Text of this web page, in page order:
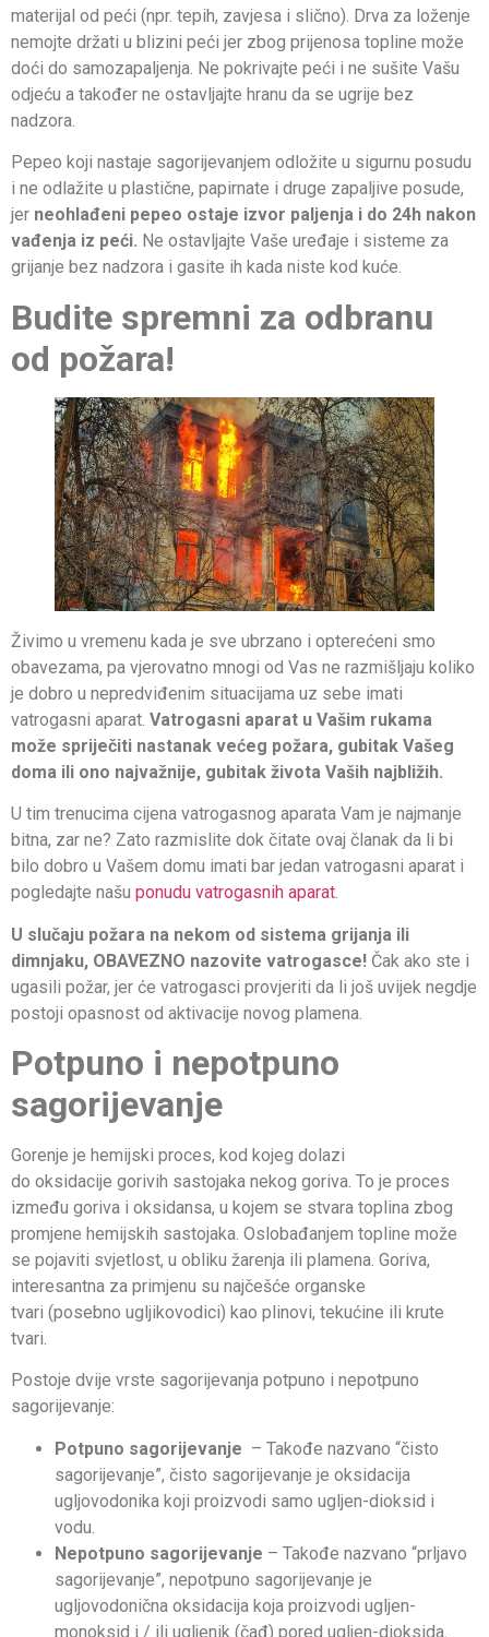
materijal od peći (npr. tepih, zavjesa i slično). Drva za loženje
nemojte držati u blizini peći jer zbog prijenosa topline može
doći do samozapaljenja. Ne pokrivajte peći i ne sušite Vašu
odjeću a također ne ostavljajte hranu da se ugrije bez
nadzora.
Pepeo koji nastaje sagorijevanjem odložite u sigurnu posudu
i ne odlažite u plastične, papirnate i druge zapaljive posude,
jer neohlađeni pepeo ostaje izvor paljenja i do 24h nakon
vađenja iz peći. Ne ostavljajte Vaše uređaje i sisteme za
grijanje bez nadzora i gasite ih kada niste kod kuće.
Budite spremni za odbranu
od požara!
Živimo u vremenu kada je sve ubrzano i opterećeni smo
obavezama, pa vjerovatno mnogi od Vas ne razmišljaju koliko
je dobro u nepredviđenim situacijama uz sebe imati
vatrogasni aparat. Vatrogasni aparat u Vašim rukama
može spriječiti nastanak većeg požara, gubitak Vašeg
doma ili ono najvažnije, gubitak života Vaših najbližih.
U tim trenucima cijena vatrogasnog aparata Vam je najmanje
bitna, zar ne? Zato razmislite dok čitate ovaj članak da li bi
bilo dobro u Vašem domu imati bar jedan vatrogasni aparat i
pogledajte našu ponudu vatrogasnih aparat.
U slučaju požara na nekom od sistema grijanja ili
dimnjaku, OBAVEZNO nazovite vatrogasce! Čak ako ste i
ugasili požar, jer će vatrogasci provjeriti da li još uvijek negdje
postoji opasnost od aktivacije novog plamena.
Potpuno i nepotpuno
sagorijevanje
Gorenje je hemijski proces, kod kojeg dolazi
do oksidacije gorivih sastojaka nekog goriva. To je proces
između goriva i oksidansa, u kojem se stvara toplina zbog
promjene hemijskih sastojaka. Oslobađanjem topline može
se pojaviti svjetlost, u obliku žarenja ili plamena. Goriva,
interesantna za primjenu su najčešće organske
tvari (posebno ugljikovodici) kao plinovi, tekućine ili krute
tvari.
Postoje dvije vrste sagorijevanja potpuno i nepotpuno
sagorijevanje:
Potpuno sagorijevanje – Takođe nazvano “čisto
sagorijevanje”, čisto sagorijevanje je oksidacija
ugljovodonika koji proizvodi samo ugljen-dioksid i
vodu.
Nepotpuno sagorijevanje – Takođe nazvano “prljavo
sagorijevanje”, nepotpuno sagorijevanje je
ugljovodonična oksidacija koja proizvodi ugljen-
monoksid i / ili ugljenik (čađ) pored ugljen-dioksida.